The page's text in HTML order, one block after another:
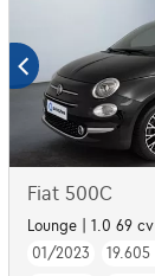
Fiat 500C
Lounge | 1.0 69
01/2023
19.605